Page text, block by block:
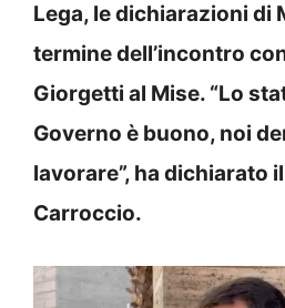
Lega, le dichiarazioni di
termine dell’incontro
Giorgetti al Mise. “Lo
Governo è buono, noi
lavorare”, ha dichiarato
Carroccio.